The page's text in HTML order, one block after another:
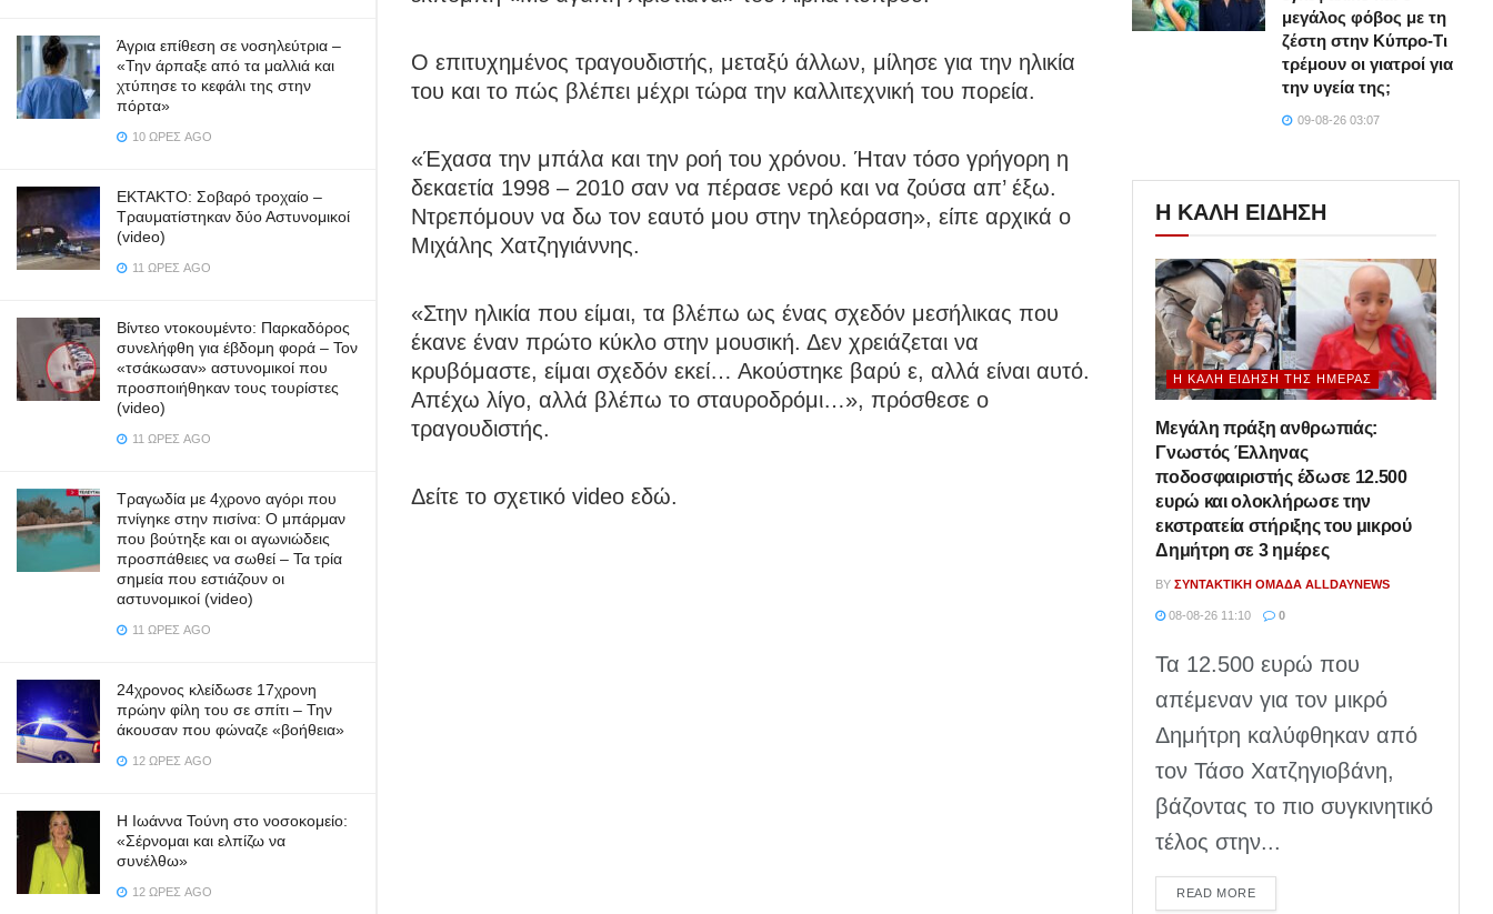
Άγρια επίθεση σε νοσηλεύτρια –
«Την άρπαξε από τα μαλλιά και
χτύπησε το κεφάλι της στην
πόρτα»
10 ΏΡΕΣ AGO
ΕΚΤΑΚΤΟ: Σοβαρό τροχαίο –
Τραυματίστηκαν δύο Αστυνομικοί
(video)
11 ΏΡΕΣ AGO
Βίντεο ντοκουμέντο: Παρκαδόρος
συνελήφθη για έβδομη φορά – Τον
«τσάκωσαν» αστυνομικοί που
προσποιήθηκαν τους τουρίστες
(video)
11 ΏΡΕΣ AGO
Τραγωδία με 4χρονο αγόρι που
πνίγηκε στην πισίνα: O μπάρμαν
που βούτηξε και οι αγωνιώδεις
προσπάθειες να σωθεί – Τα τρία
σημεία που εστιάζουν οι
αστυνομικοί (video)
11 ΏΡΕΣ AGO
24χρονος κλείδωσε 17χρονη
πρώην φίλη του σε σπίτι – Την
άκουσαν που φώναζε «βοήθεια»
12 ΏΡΕΣ AGO
Η Ιωάννα Τούνη στο νοσοκομείο:
«Σέρνομαι και ελπίζω να
συνέλθω»
12 ΏΡΕΣ AGO
Ο επιτυχημένος τραγουδιστής, μεταξύ άλλων, μίλησε για την ηλικία
του και το πώς βλέπει μέχρι τώρα την καλλιτεχνική του πορεία.
«Έχασα την μπάλα και την ροή του χρόνου. Ήταν τόσο γρήγορη η
δεκαετία 1998 – 2010 σαν να πέρασε νερό και να ζούσα απ’ έξω.
Ντρεπόμουν να δω τον εαυτό μου στην τηλεόραση», είπε αρχικά ο
Μιχάλης Χατζηγιάννης.
«Στην ηλικία που είμαι, τα βλέπω ως ένας σχεδόν μεσήλικας που
έκανε έναν πρώτο κύκλο στην μουσική. Δεν χρειάζεται να
κρυβόμαστε, είμαι σχεδόν εκεί… Ακούστηκε βαρύ ε, αλλά είναι αυτό.
Απέχω λίγο, αλλά βλέπω το σταυροδρόμι…», πρόσθεσε ο
τραγουδιστής.
Δείτε το σχετικό video εδώ.
μεγάλος φόβος με τη
ζέστη στην Κύπρο-Τι
τρέμουν οι γιατροί για
την υγεία της;
09-08-26 03:07
Η ΚΑΛΗ ΕΙΔΗΣΗ
Η ΚΑΛΉ ΕΊΔΗΣΗ ΤΗΣ ΗΜΈΡΑΣ
Μεγάλη πράξη ανθρωπιάς:
Γνωστός Έλληνας
ποδοσφαιριστής έδωσε 12.500
ευρώ και ολοκλήρωσε την
εκστρατεία στήριξης του μικρού
Δημήτρη σε 3 ημέρες
BY ΣΥΝΤΑΚΤΙΚΉ ΟΜΆΔΑ ALLDAYNEWS
08-08-26 11:10 0
Τα 12.500 ευρώ που
απέμεναν για τον μικρό
Δημήτρη καλύφθηκαν από
τον Τάσο Χατζηγιοβάνη,
βάζοντας το πιο συγκινητικό
τέλος στην...
READ MOREDETAILS